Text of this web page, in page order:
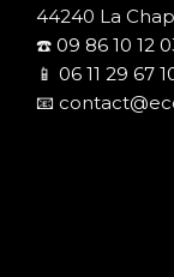
44240 La
☎️ 09 86 10 12
📱 06 11 29 67
📧